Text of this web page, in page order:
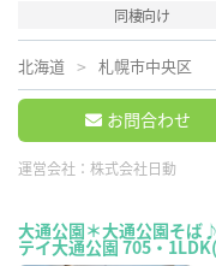
同棲向け
北海道 札幌市中央区
お問合わせ
運営会社： 株式会社日動
大通公園＊大通公園そば
テイ大通公園 705・